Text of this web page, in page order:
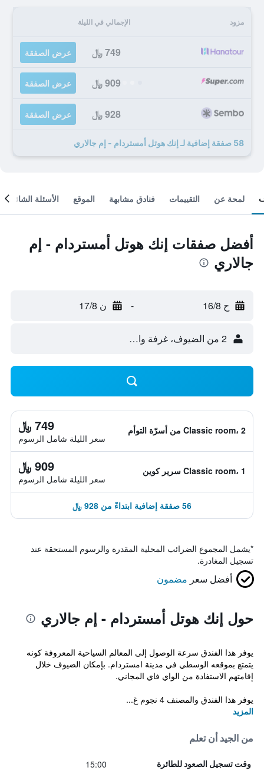
مزود الإجمالي في الليلة
749 ﷼ عرض الصفقة
909 ﷼ عرض الصفقة
928 ﷼ عرض الصفقة
58 صفقة إضافية لـ إنك هوتل أمستردام - إم جالاري
لمحة عن التقييمات فنادق مشابهة الموقع الأسئلة الشائعة
أفضل صفقات إنك هوتل أمستردام - إم
جالاري
ح 16/8 - ن 17/8
2 من الضيوف، غرفة واحدة
Classic room، 2 من أسرّة التوأم 749 ﷼
سعر الليلة شامل الرسوم
Classic room، 1 سرير كوين 909 ﷼
سعر الليلة شامل الرسوم
56 صفقة إضافية ابتداءً من 928 ﷼
*يشمل المجموع الضرائب المحلية المقدرة والرسوم المستحقة عند
تسجيل المغادرة.
أفضل سعر مضمون
حول إنك هوتل أمستردام - إم جالاري
يوفر هذا الفندق سرعة الوصول إلى المعالم السياحية المعروفة كونه
يتمتع بموقعه الوسطي في مدينة امستردام. بإمكان الضيوف خلال
إقامتهم الاستفادة من الواي فاي المجاني.
يوفر هذا الفندق والمصنف 4 نجوم غ...
المزيد
من الجيد أن تعلم
وقت تسجيل الصعود للطائرة 15:00